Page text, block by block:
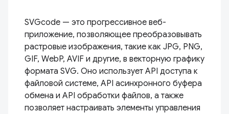
SVGcode — это прогрессивное веб-
приложение, позволяющее преобразовывать
растровые изображения, такие как JPG, PNG,
GIF, WebP, AVIF и другие, в векторную графику
формата SVG. Оно использует API доступа к
файловой системе, API асинхронного буфера
обмена и API обработки файлов, а также
позволяет настраивать элементы управления